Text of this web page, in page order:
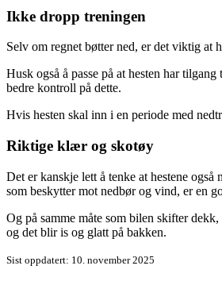
Ikke dropp treningen
Selv om regnet bøtter ned, er det viktig at
Husk også å passe på at hesten har
bedre kontroll på dette.
Hvis hesten skal inn i en periode med
Riktige klær og skotøy
Det er kanskje lett å tenke at hestene
som beskytter mot nedbør og vind, er en
Og på samme måte som bilen skifter
og det blir is og glatt på bakken.
Sist oppdatert: 10. november 2025